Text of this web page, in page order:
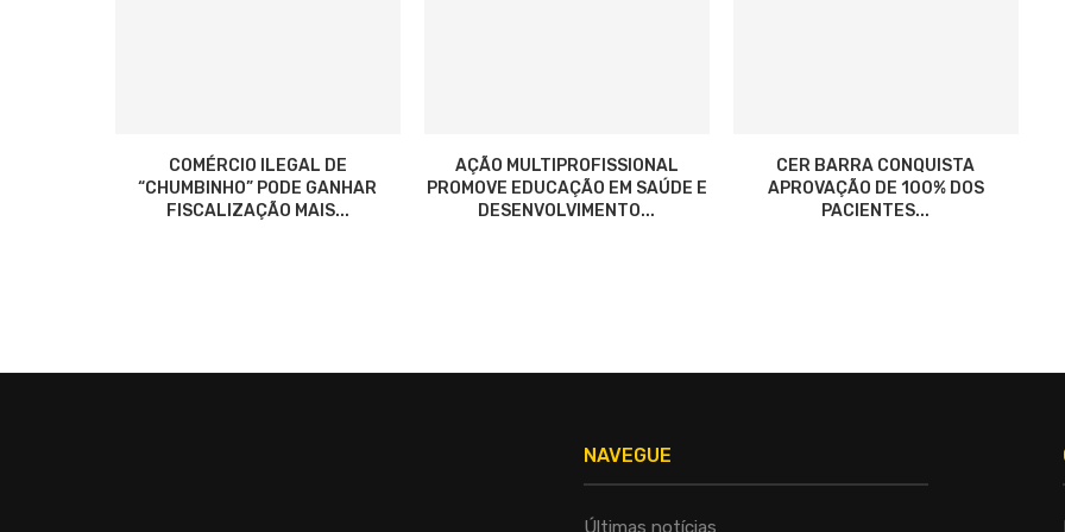
COMÉRCIO ILEGAL DE
“CHUMBINHO” PODE GANHAR
FISCALIZAÇÃO MAIS...
AÇÃO MULTIPROFISSIONAL
PROMOVE EDUCAÇÃO EM SAÚDE E
DESENVOLVIMENTO...
CER BARRA CONQUISTA
APROVAÇÃO DE 100% DOS
PACIENTES...
NAVEGUE
Últimas notícias